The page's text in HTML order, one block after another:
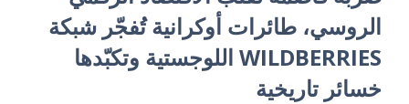
الروسي، طائرات أوكرانية تُفجّر شبكة
WILDBERRIES اللوجستية وتكبّدها
خسائر تاريخية